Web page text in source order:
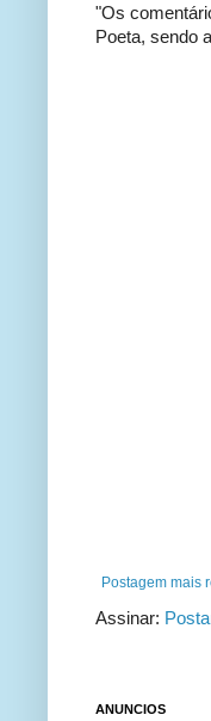
"Os
Poeta, sendo
Postagem mais
Assinar:
ANUNCIOS